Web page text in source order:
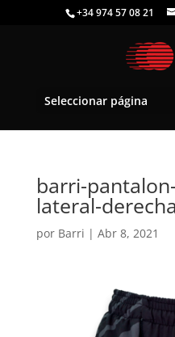
+34 974 57 08 21
Seleccionar página
barri-
lateral-derecha
por Barri | Abr 8, 2021